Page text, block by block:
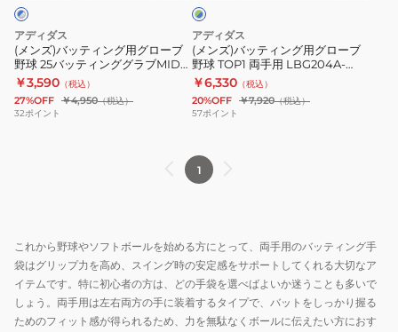
グ
ラ
ブ
TOP2
LBG304
グ
用
グ
ロ
ー
ブ
ィ
ン
グ
グ
アディダス
(メンズ)バッティング用グローブ
野球 25バッティンググラブMID
両手用 LBG504-2313
￥3,590 （税込）
27%OFF ￥4,950（税込）
32ポイント
グ
用
グ
ロ
ー
ブ
球
TOP1
用
LBG204A-
4222
ブ
ル
ー
アディダス
(メンズ)バッティング用グローブ
野球 TOP1 両手用 LBG204A-
4222
￥6,330 （税込）
20%OFF ￥7,920（税込）
57ポイント
1
これから野球やソフトボールを始める方にとって、両手用のバッティング手
袋はグリップ力を高め、スイング時の安定感をサポートしてくれる大切なア
イテムです。特に初心者の方は、どの手袋を選べばよいか迷うことも多いで
しょう。両手用は左右両方の手に装着するタイプで、バットをしっかり握る
ためのフィット感が得られるため、力を無駄なくボールに伝えたい方におす